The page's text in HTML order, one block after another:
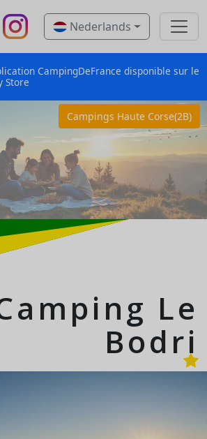
Nederlands
CampingDeFrance disponible sur le
Store
Campings Haute Corse(2B)
Le
Bodri